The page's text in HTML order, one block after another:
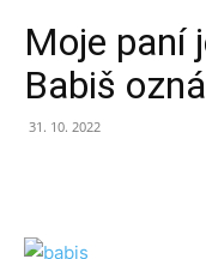
Moje paní
Babiš
31. 10. 2022